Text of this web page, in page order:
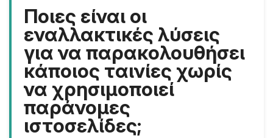
Ποιες είναι οι
εναλλακτικές λύσεις
για να παρακολουθήσει
κάποιος ταινίες χωρίς
να χρησιμοποιεί
παράνομες
ιστοσελίδες;